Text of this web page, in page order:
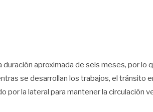
aproximada de seis meses, por lo
se desarrollan los trabajos, el tránsito
por la lateral para mantener la circulación